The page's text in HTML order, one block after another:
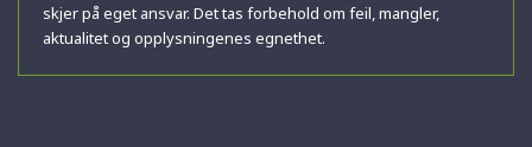
skjer på eget ansvar. Det tas forbehold om feil, mangler,
aktualitet og opplysningenes egnethet.